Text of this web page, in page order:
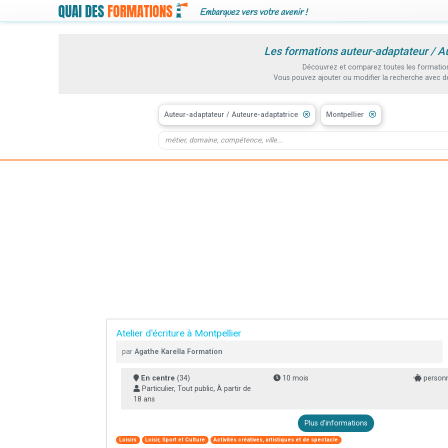
Embarquez vers votre avenir !
Les formations auteur-adaptateur /
Découvrez et comparez toutes les
Vous pouvez ajouter ou modifier la recherche avec
Auteur-adaptateur / Auteure-adaptatrice Montpellier
Atelier d'écriture à Montpellier
par Agathe Karella Formation
En centre (34) 10 mois
Particulier, Tout public, À partir de
18 ans
Plus d'informations
Loisirs Loisir, Sport et Culture Activités créatives, artistiques et de spectacle